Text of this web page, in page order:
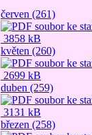
červen (261)
3858 kB
květen (260)
2699 kB
duben (259)
3131 kB
březen (258)